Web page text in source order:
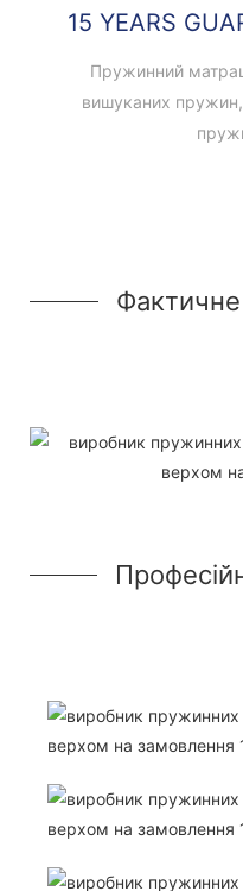
15 YEARS
Пружинний
вишуканих пружин,